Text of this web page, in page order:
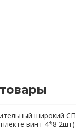
широкий СП
винт 4*8 2шт)